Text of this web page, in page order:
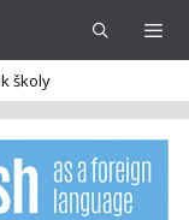
školy